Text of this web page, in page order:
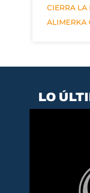
CIERRA LA
ALIMERKA
LO